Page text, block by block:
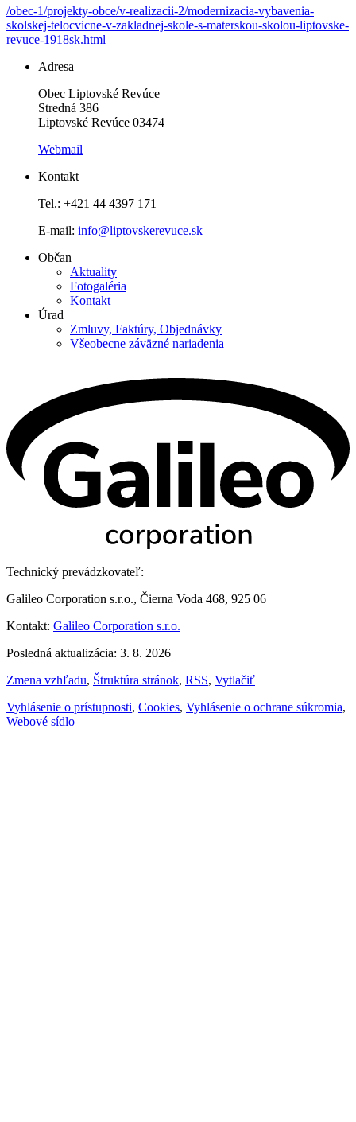
/obec-1/projekty-obce/v-realizacii-2/modernizacia-vybavenia-
skolskej-telocvicne-v-zakladnej-skole-s-materskou-skolou-liptovske-
revuce-1918sk.html
Adresa
Obec Liptovské Revúce
Stredná 386
Liptovské Revúce 03474
Webmail
Kontakt
Tel.: +421 44 4397 171
E-mail: info@liptovskerevuce.sk
Občan
Aktuality
Fotogaléria
Kontakt
Úrad
Zmluvy, Faktúry, Objednávky
Všeobecne záväzné nariadenia
Technický prevádzkovateľ:
Galileo Corporation s.r.o., Čierna Voda 468, 925 06
Kontakt: Galileo Corporation s.r.o.
Posledná aktualizácia: 3. 8. 2026
Zmena vzhľadu, Štruktúra stránok, RSS, Vytlačiť
Vyhlásenie o prístupnosti, Cookies, Vyhlásenie o ochrane súkromia,
Webové sídlo